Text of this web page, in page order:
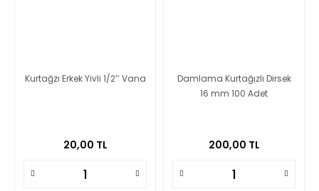
Kurtağzı Erkek Yivli 1/2’’ Vana
20,00 TL
Damlama Kurtağızlı Dirsek
16 mm 100 Adet
200,00 TL